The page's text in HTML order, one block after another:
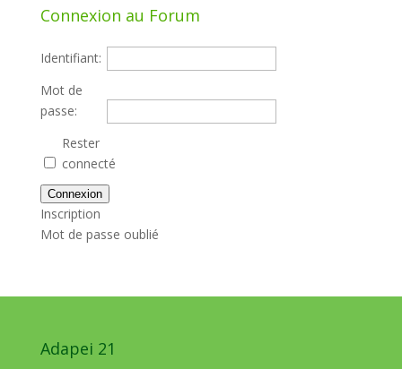
Connexion au Forum
Identifiant:
Mot de
passe:
Rester
connecté
Connexion
Inscription
Mot de passe oublié
Adapei 21